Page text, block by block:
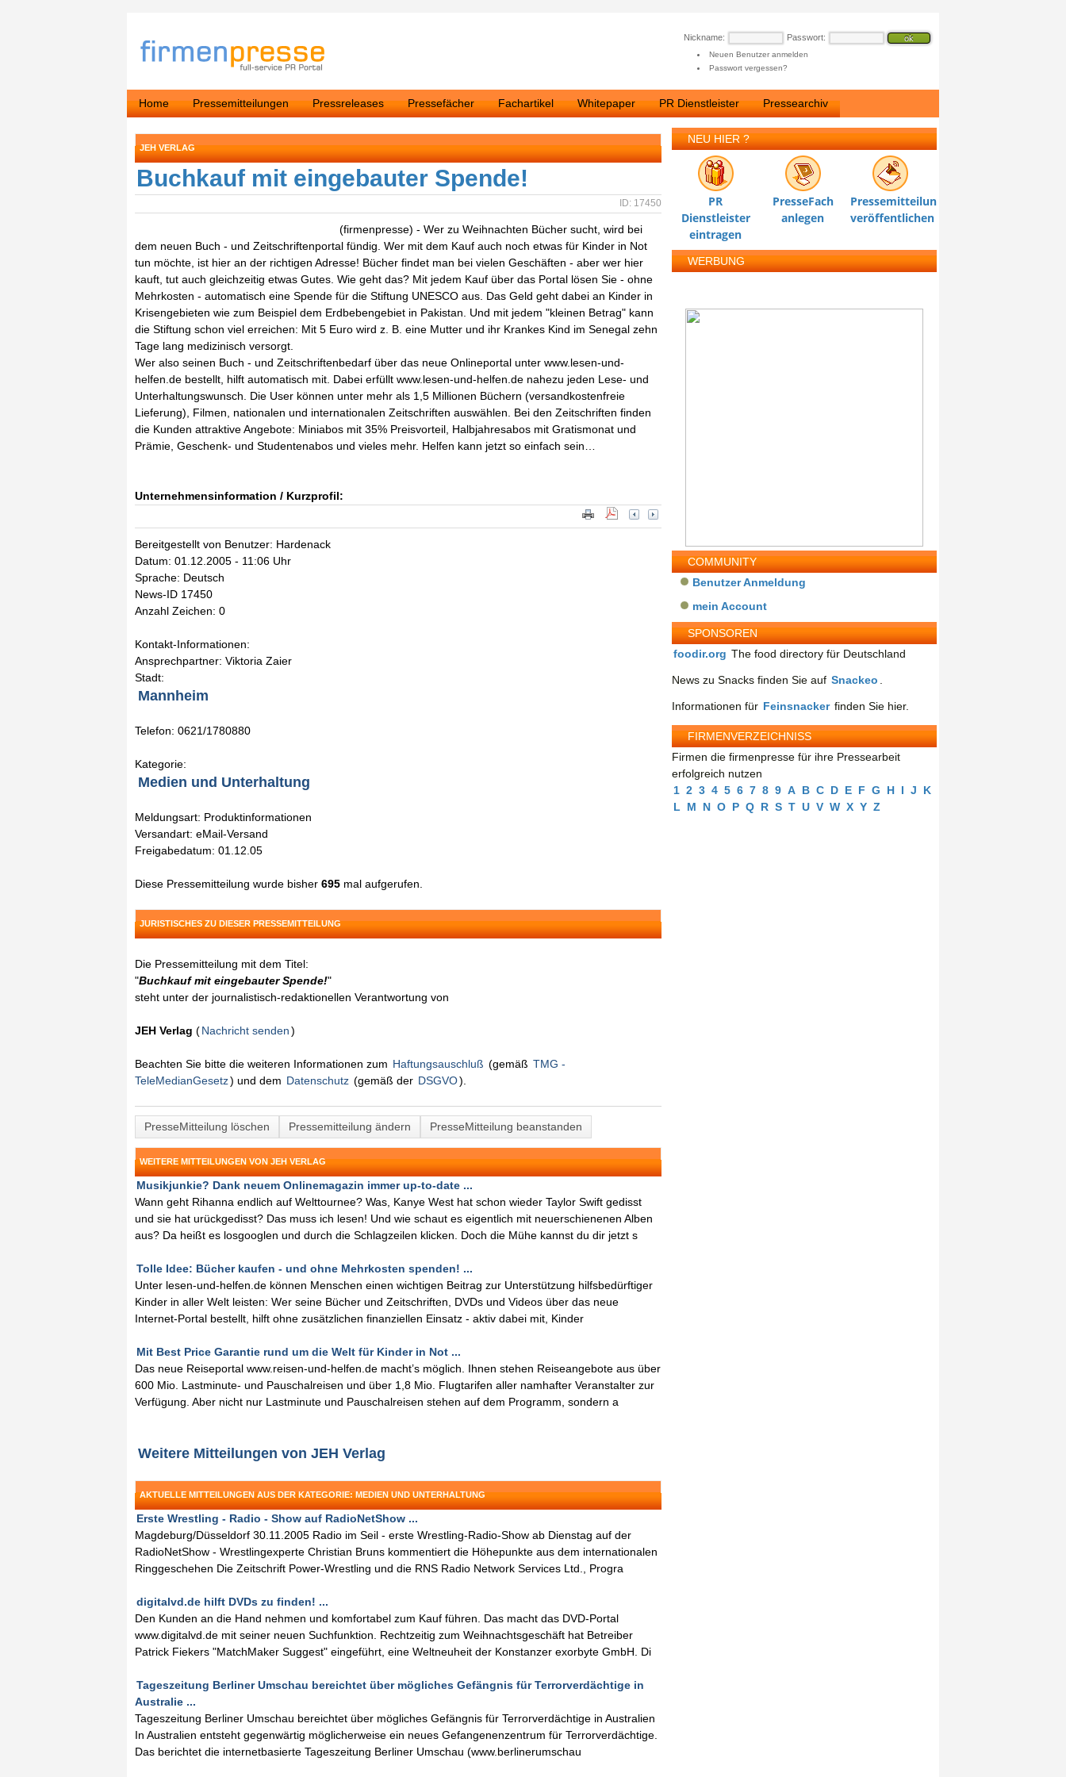
Nickname: Passwort:
Neuen Benutzer anmelden
Passwort vergessen?
Home Pressemitteilungen Pressreleases Pressefächer Fachartikel Whitepaper PR Dienstleister Pressearchiv
JEH VERLAG
Buchkauf mit eingebauter Spende!
ID: 17450
(firmenpresse) - Wer zu Weihnachten Bücher sucht, wird bei
dem neuen Buch - und Zeitschriftenportal fündig. Wer mit dem Kauf auch noch etwas für Kinder in Not
tun möchte, ist hier an der richtigen Adresse! Bücher findet man bei vielen Geschäften - aber wer hier
kauft, tut auch gleichzeitig etwas Gutes. Wie geht das? Mit jedem Kauf über das Portal lösen Sie - ohne
Mehrkosten - automatisch eine Spende für die Stiftung UNESCO aus. Das Geld geht dabei an Kinder in
Krisengebieten wie zum Beispiel dem Erdbebengebiet in Pakistan. Und mit jedem "kleinen Betrag" kann
die Stiftung schon viel erreichen: Mit 5 Euro wird z. B. eine Mutter und ihr Krankes Kind im Senegal zehn
Tage lang medizinisch versorgt.
Wer also seinen Buch - und Zeitschriftenbedarf über das neue Onlineportal unter www.lesen-und-
helfen.de bestellt, hilft automatisch mit. Dabei erfüllt www.lesen-und-helfen.de nahezu jeden Lese- und
Unterhaltungswunsch. Die User können unter mehr als 1,5 Millionen Büchern (versandkostenfreie
Lieferung), Filmen, nationalen und internationalen Zeitschriften auswählen. Bei den Zeitschriften finden
die Kunden attraktive Angebote: Miniabos mit 35% Preisvorteil, Halbjahresabos mit Gratismonat und
Prämie, Geschenk- und Studentenabos und vieles mehr. Helfen kann jetzt so einfach sein…
Unternehmensinformation / Kurzprofil:
Bereitgestellt von Benutzer: Hardenack
Datum: 01.12.2005 - 11:06 Uhr
Sprache: Deutsch
News-ID 17450
Anzahl Zeichen: 0
Kontakt-Informationen:
Ansprechpartner: Viktoria Zaier
Stadt:
Mannheim
Telefon: 0621/1780880
Kategorie:
Medien und Unterhaltung
Meldungsart: Produktinformationen
Versandart: eMail-Versand
Freigabedatum: 01.12.05
Diese Pressemitteilung wurde bisher 695 mal aufgerufen.
JURISTISCHES ZU DIESER PRESSEMITTEILUNG
Die Pressemitteilung mit dem Titel:
"Buchkauf mit eingebauter Spende!"
steht unter der journalistisch-redaktionellen Verantwortung von
JEH Verlag (Nachricht senden)
Beachten Sie bitte die weiteren Informationen zum Haftungsauschluß (gemäß TMG -
TeleMedianGesetz) und dem Datenschutz (gemäß der DSGVO).
PresseMitteilung löschen Pressemitteilung ändern PresseMitteilung beanstanden
WEITERE MITTEILUNGEN VON JEH VERLAG
Musikjunkie? Dank neuem Onlinemagazin immer up-to-date ...
Wann geht Rihanna endlich auf Welttournee? Was, Kanye West hat schon wieder Taylor Swift gedisst
und sie hat urückgedisst? Das muss ich lesen! Und wie schaut es eigentlich mit neuerschienenen Alben
aus? Da heißt es losgooglen und durch die Schlagzeilen klicken. Doch die Mühe kannst du dir jetzt s
Tolle Idee: Bücher kaufen - und ohne Mehrkosten spenden! ...
Unter lesen-und-helfen.de können Menschen einen wichtigen Beitrag zur Unterstützung hilfsbedürftiger
Kinder in aller Welt leisten: Wer seine Bücher und Zeitschriften, DVDs und Videos über das neue
Internet-Portal bestellt, hilft ohne zusätzlichen finanziellen Einsatz - aktiv dabei mit, Kinder
Mit Best Price Garantie rund um die Welt für Kinder in Not ...
Das neue Reiseportal www.reisen-und-helfen.de macht’s möglich. Ihnen stehen Reiseangebote aus über
600 Mio. Lastminute- und Pauschalreisen und über 1,8 Mio. Flugtarifen aller namhafter Veranstalter zur
Verfügung. Aber nicht nur Lastminute und Pauschalreisen stehen auf dem Programm, sondern a
Weitere Mitteilungen von JEH Verlag
AKTUELLE MITTEILUNGEN AUS DER KATEGORIE: MEDIEN UND UNTERHALTUNG
Erste Wrestling - Radio - Show auf RadioNetShow ...
Magdeburg/Düsseldorf 30.11.2005 Radio im Seil - erste Wrestling-Radio-Show ab Dienstag auf der
RadioNetShow - Wrestlingexperte Christian Bruns kommentiert die Höhepunkte aus dem internationalen
Ringgeschehen Die Zeitschrift Power-Wrestling und die RNS Radio Network Services Ltd., Progra
digitalvd.de hilft DVDs zu finden! ...
Den Kunden an die Hand nehmen und komfortabel zum Kauf führen. Das macht das DVD-Portal
www.digitalvd.de mit seiner neuen Suchfunktion. Rechtzeitig zum Weihnachtsgeschäft hat Betreiber
Patrick Fiekers "MatchMaker Suggest" eingeführt, eine Weltneuheit der Konstanzer exorbyte GmbH. Di
Tageszeitung Berliner Umschau bereichtet über mögliches Gefängnis für Terrorverdächtige in
Australie ...
Tageszeitung Berliner Umschau bereichtet über mögliches Gefängnis für Terrorverdächtige in Australien
In Australien entsteht gegenwärtig möglicherweise ein neues Gefangenenzentrum für Terrorverdächtige.
Das berichtet die internetbasierte Tageszeitung Berliner Umschau (www.berlinerumschau
NEU HIER ?
PR
Dienstleister
eintragen
PresseFach
anlegen
Pressemitteilung
veröffentlichen
WERBUNG
COMMUNITY
Benutzer Anmeldung
mein Account
SPONSOREN
foodir.org The food directory für Deutschland
News zu Snacks finden Sie auf Snackeo
Informationen für Feinsnacker finden Sie hier.
FIRMENVERZEICHNISS
Firmen die firmenpresse für ihre Pressearbeit
erfolgreich nutzen
1 2 3 4 5 6 7 8 9 A B C D E F G H I J
K
L
M N O P Q R S T U V W X Y Z